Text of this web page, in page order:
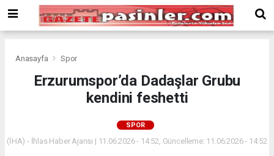
Bonusu
Veren
deneme
siteler
Anasayfa Spor
Erzurumspor’da Dadaşlar Grubu
kendini feshetti
SPOR
(İHA) - İhlas Haber Ajansı | 11.06.2026 - 14:52, Güncelleme: 11.06.2026 - 14:52